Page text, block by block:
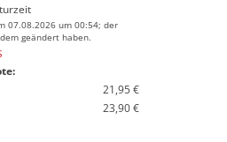
07.08.2026 um 00:54; der
geändert haben.
21,95 €
23,90 €